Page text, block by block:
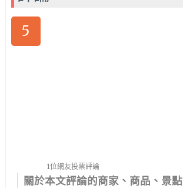
5
1位網友投票評論
關於本文評論的商家、商品、景